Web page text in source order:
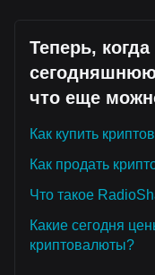
Теперь,
сегодняшнюю
что еще
Как купить
Как продать
Что такое
Какие сегодня
криптовалюты?